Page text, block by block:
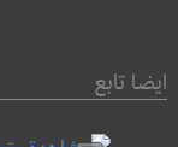
ايضا تابع